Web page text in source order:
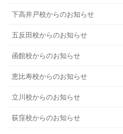
下高井戸校からのお知らせ
五反田校からのお知らせ
函館校からのお知らせ
恵比寿校からのお知らせ
立川校からのお知らせ
荻窪校からのお知らせ